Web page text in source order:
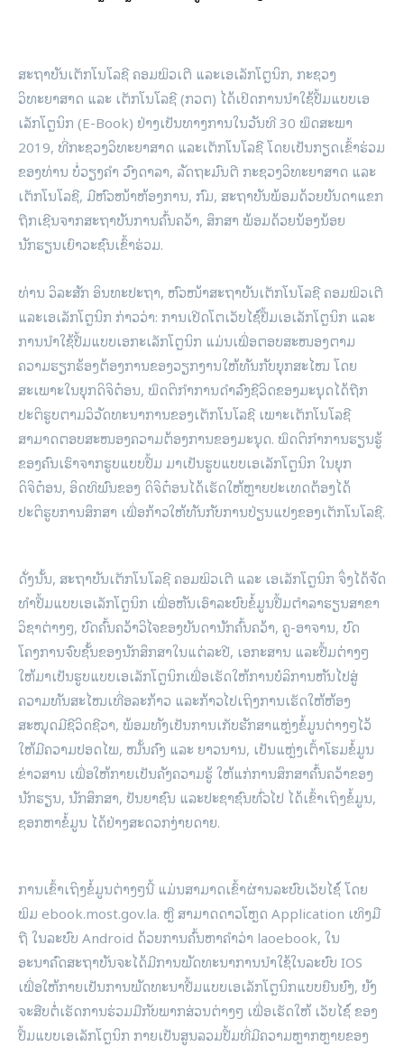
ສະຖາບັນເຕັກໂນໂລຊີ ຄອມພິວເຕີ ແລະເອເລັກໂຕຼນິກ, ກະຊວງ
ວິທະຍາສາດ ແລະ ເຕັກໂນໂລຊີ (ກວຕ) ​ໄດ້ເປິດການນຳໃຊ້ປື້ມແບບເອ
ເລັກໂຕຼນິກ (E-Book) ຢ່າງເປັນທາງການໃນວັນທີ 30 ພຶດສະພາ
2019, ທີ່ກະຊວງວິທະຍາສາດ ແລະເຕັກໂນໂລຊີ ໂດຍເປັນກຽດເຂົ້າຮ່ວມ
ຂອງທ່ານ ບໍ່ວຽງຄຳ ວົງດາລາ, ລັດຖະມົນຕີ ກະຊວງວິທະຍາສາດ ແລະ
ເຕັກໂນໂລຊີ, ມີຫົວໜ້າຫ້ອງການ, ກົມ, ສະຖາບັນພ້ອມດ້ວຍບັນດາແຂກ
ຖືກເຊີນຈາກສະຖາບັນການຄົ້ນຄວ້າ, ສຶກສາ ພ້ອມດ້ວຍນ້ອງນ້ອຍ
ນັກຮຽນເຍົາວະຊົນເຂົ້າຮ່ວມ.
ທ່ານ ວິລະສັກ ອິນທະປະຖາ, ຫົວໜ້າສະຖາບັນເຕັກໂນໂລຊີ ຄອມພິວເຕີ
ແລະເອເລັກໂຕຼນິກ ກ່າວວ່າ: ການເປີດໂຕເວັບໄຊ໌ປື້ມເອເລັກໂຕຼນິກ ແລະ
ການນໍາໃຊ້ປື້ມແບບເອກະເລັກໂຕຼນິກ ແມ່ນເພື່ອຕອບສະໜອງຕາມ
ຄວາມຮຽກຮ້ອງຕ້ອງການຂອງວຽກງານໃຫ້ທັນກັບຍຸກສະໄໝ ໂດຍ
ສະເພາະໃນຍຸກດິຈິຕ໋ອນ, ພຶດຕິກໍາການດຳລົງຊີວິດຂອງມະນຸດໄດ້ຖືກ
ປະຕິຮູບຕາມວິວັດທະນາການຂອງເຕັກໂນໂລຊີ ເພາະເຕັກໂນໂລຊີ
ສາມາດຕອບສະໜອງຄວາມຕ້ອງການຂອງມະນຸດ. ພຶດຕິກຳການຮຽນຮູ້
ຂອງຄົນເຮົາຈາກຮູບແບບປື້ມ ມາເປັນຮູບແບບເອເລັກໂຕຼນິກ ໃນຍຸກ
ດິຈິຕ໋ອນ, ອິດທິພົນຂອງ ດິຈິຕ໋ອນໄດ້ເຮັດໃຫ້ຫຼາຍປະເທດຕ້ອງໄດ້
ປະຕິຮູບການສຶກສາ ເພື່ອກ້າວໃຫ້ທັນກັບການປ່ຽນແປງຂອງເຕັກໂນໂລຊີ.
ດັ່ງນັ້ນ, ສະຖາບັນເຕັກໂນໂລຊີ ຄອມພິວເຕີ ແລະ ເອເລັກໂຕຼນິກ ຈຶ່ງໄດ້ຈັດ
ທຳປື້ມແບບເອເລັກໂຕຼນິກ ເພື່ອຫັນເອົາລະບົບຂໍ້ມູນປື້ມຕຳລາຮຽນສາຂາ
ວິຊາຕ່າງໆ, ບົດຄົ້ນຄວ້າວິໄຈຂອງບັນດານັກຄົ້ນຄວ້າ, ຄູ-ອາຈານ, ບົດ
ໂຄງການຈົບຊັ້ນຂອງນັກສຶກສາໃນແຕ່ລະປີ, ເອກະສານ ແລະປື້ມຕ່າງໆ
ໃຫ້ມາເປັນຮູບແບບເອເລັກໂຕຼນິກເພື່ອເຮັດໃຫ້ການບໍລິການຫັນໄປສູ່
ຄວາມທັນສະໄໝເທື່ອລະກ້າວ ແລະກ້າວໄປເຖິງການເຮັດໃຫ້ຫ້ອງ
ສະໝຸດມີຊີວິດຊີວາ, ພ້ອມທັງເປັນການເກັບຮັກສາແຫຼ່ງຂໍ້ມູນຕ່າງໆໄວ້
ໃຫ້ມີຄວາມປອດໄພ, ໝັ້ນຄົງ ແລະ ຍາວນານ, ເປັນແຫຼ່ງເຕົ້າໂຮມຂໍ້ມູນ
ຂ່າວສານ ເພື່ອໃຫ້ກາຍເປັນຄັງຄວາມຮູ້ ໃຫ້ແກ່ການສຶກສາຄົ້ນຄວ້າຂອງ
ນັກຮຽນ, ນັກສຶກສາ, ປັນຍາຊົນ ແລະປະຊາຊົນທົ່ວໄປ ໄດ້ເຂົ້າເຖິງຂໍ້ມູນ,
ຊອກຫາຂໍ້ມູນ ໄດ້ຢ່າງສະດວກງ່າຍດາຍ.
ການເຂົ້າເຖິງຂໍ້ມູນຕ່າງໆນີ້ ແມ່ນສາມາດເຂົ້າຜ່ານລະບົບເວັບໄຊ໌ ໂດຍ
ພິມ ebook.most.gov.la. ຫຼື ສາມາດດາວໂຫຼດ Application ເທິງມື
ຖື ໃນລະບົບ Android ດ້ວຍການຄົ້ນຫາຄໍາວ່າ laoebook, ໃນ
ອະນາຄົດສະຖາບັນຈະໄດ້ມີການພັດທະນາການນໍາໃຊ້ໃນລະບົບ IOS
ເພື່ອໃຫ້ກາຍເປັນການພັດທະນາປື້ມແບບເອເລັກໂຕຼນິກແບບຍືນຍົງ, ຍັງ
ຈະສືບຕໍ່ເຮັດການຮ່ວມມືກັບພາກສ່ວນຕ່າງໆ ເພື່ອເຮັດໃຫ້ ເວັບໄຊ໌ ຂອງ
ປື້ມແບບເອເລັກໂຕຼນິກ ກາຍເປັນສູນລວມປື້ມທີ່ມີຄວາມຫຼາກຫຼາຍຂອງ